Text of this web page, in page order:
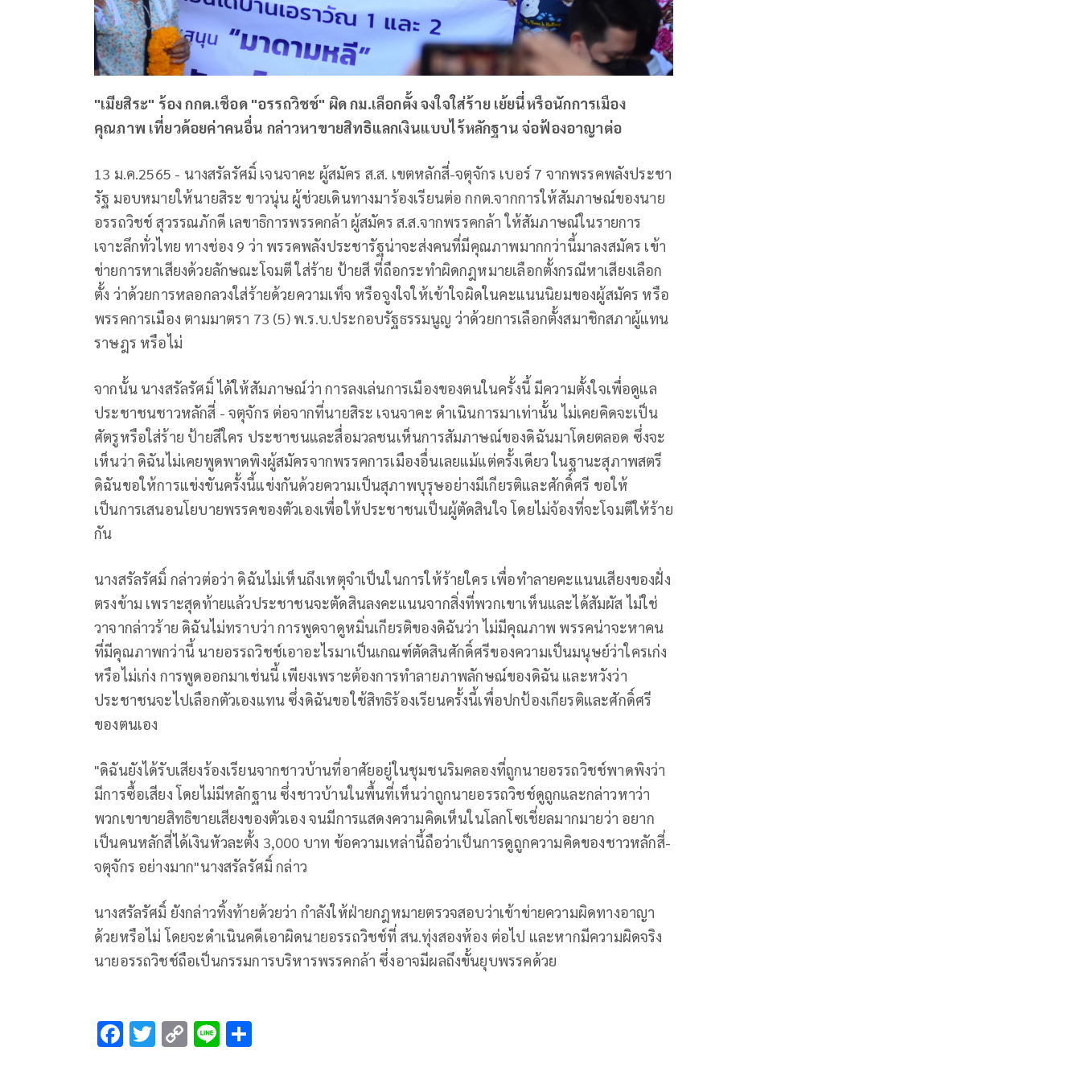
"เมียสิระ" ร้อง กกต.เชือด "อรรถวิชช์" ผิด กม.เลือกตั้ง จงใจใส่ร้าย เย้ยนี่หรือนักการเมือง
คุณภาพ เที่ยวด้อยค่าคนอื่น กล่าวหาขายสิทธิแลกเงินแบบไร้หลักฐาน จ่อฟ้องอาญาต่อ
13 ม.ค.2565 - นางสรัลรัศมิ์ เจนจาคะ ผู้สมัคร ส.ส. เขตหลักสี่-จตุจักร เบอร์ 7 จากพรรคพลังประชา
รัฐ มอบหมายให้นายสิระ ขาวนุ่น ผู้ช่วยเดินทางมาร้องเรียนต่อ กกต.จากการให้สัมภาษณ์ของนาย
อรรถวิชช์ สุวรรณภักดี เลขาธิการพรรคกล้า ผู้สมัคร ส.ส.จากพรรคกล้า ให้สัมภาษณ์ในรายการ
เจาะลึกทั่วไทย ทางช่อง 9 ว่า พรรคพลังประชารัฐน่าจะส่งคนที่มีคุณภาพมากกว่านี้มาลงสมัคร เข้า
ข่ายการหาเสียงด้วยลักษณะโจมตี ใส่ร้าย ป้ายสี ที่ถือกระทำผิดกฎหมายเลือกตั้งกรณีหาเสียงเลือก
ตั้ง ว่าด้วยการหลอกลวงใส่ร้ายด้วยความเท็จ หรือจูงใจให้เข้าใจผิดในคะแนนนิยมของผู้สมัคร หรือ
พรรคการเมือง ตามมาตรา 73 (5) พ.ร.บ.ประกอบรัฐธรรมนูญ ว่าด้วยการเลือกตั้งสมาชิกสภาผู้แทน
ราษฎร หรือไม่
จากนั้น นางสรัลรัศมิ์ ได้ให้สัมภาษณ์ว่า การลงเล่นการเมืองของตนในครั้งนี้ มีความตั้งใจเพื่อดูแล
ประชาชนชาวหลักสี่ - จตุจักร ต่อจากที่นายสิระ เจนจาคะ ดำเนินการมาเท่านั้น ไม่เคยคิดจะเป็น
ศัตรูหรือใส่ร้าย ป้ายสีใคร ประชาชนและสื่อมวลชนเห็นการสัมภาษณ์ของดิฉันมาโดยตลอด ซึ่งจะ
เห็นว่า ดิฉันไม่เคยพูดพาดพิงผู้สมัครจากพรรคการเมืองอื่นเลยแม้แต่ครั้งเดียว ในฐานะสุภาพสตรี
ดิฉันขอให้การแข่งขันครั้งนี้แข่งกันด้วยความเป็นสุภาพบุรุษอย่างมีเกียรติและศักดิ์ศรี ขอให้
เป็นการเสนอนโยบายพรรคของตัวเองเพื่อให้ประชาชนเป็นผู้ตัดสินใจ โดยไม่จ้องที่จะโจมตีให้ร้าย
กัน
นางสรัลรัศมิ์ กล่าวต่อว่า ดิฉันไม่เห็นถึงเหตุจำเป็นในการให้ร้ายใคร เพื่อทำลายคะแนนเสียงของฝั่ง
ตรงข้าม เพราะสุดท้ายแล้วประชาชนจะตัดสินลงคะแนนจากสิ่งที่พวกเขาเห็นและได้สัมผัส ไม่ใช่
วาจากล่าวร้าย ดิฉันไม่ทราบว่า การพูดจาดูหมิ่นเกียรติของดิฉันว่า ไม่มีคุณภาพ พรรคน่าจะหาคน
ที่มีคุณภาพกว่านี้ นายอรรถวิชช์เอาอะไรมาเป็นเกณฑ์ตัดสินศักดิ์ศรีของความเป็นมนุษย์ว่าใครเก่ง
หรือไม่เก่ง การพูดออกมาเช่นนี้ เพียงเพราะต้องการทำลายภาพลักษณ์ของดิฉัน และหวังว่า
ประชาชนจะไปเลือกตัวเองแทน ซึ่งดิฉันขอใช้สิทธิร้องเรียนครั้งนี้เพื่อปกป้องเกียรติและศักดิ์ศรี
ของตนเอง
"ดิฉันยังได้รับเสียงร้องเรียนจากชาวบ้านที่อาศัยอยู่ในชุมชนริมคลองที่ถูกนายอรรถวิชช์พาดพิงว่า
มีการซื้อเสียง โดยไม่มีหลักฐาน ซึ่งชาวบ้านในพื้นที่เห็นว่าถูกนายอรรถวิชช์ดูถูกและกล่าวหาว่า
พวกเขาขายสิทธิขายเสียงของตัวเอง จนมีการแสดงความคิดเห็นในโลกโซเชี่ยลมากมายว่า อยาก
เป็นคนหลักสี่ได้เงินหัวละตั้ง 3,000 บาท ข้อความเหล่านี้ถือว่าเป็นการดูถูกความคิดของชาวหลักสี่-
จตุจักร อย่างมาก"นางสรัลรัศมิ์ กล่าว
นางสรัลรัศมิ์ ยังกล่าวทิ้งท้ายด้วยว่า กำลังให้ฝ่ายกฎหมายตรวจสอบว่าเข้าข่ายความผิดทางอาญา
ด้วยหรือไม่ โดยจะดำเนินคดีเอาผิดนายอรรถวิชช์ที่ สน.ทุ่งสองห้อง ต่อไป และหากมีความผิดจริง
นายอรรถวิชช์ถือเป็นกรรมการบริหารพรรคกล้า ซึ่งอาจมีผลถึงขั้นยุบพรรคด้วย
F T C Li